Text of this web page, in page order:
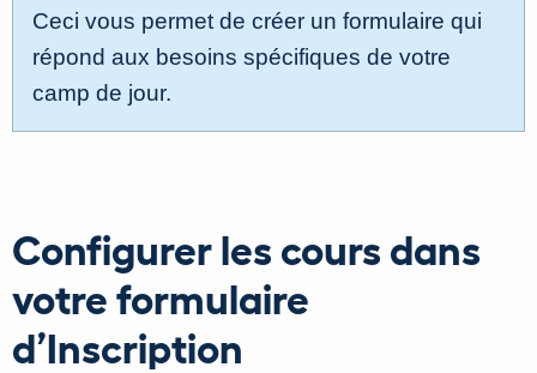
Ceci vous permet de créer un formulaire qui
répond aux besoins spécifiques de votre
camp de jour.
Configurer les cours dans
votre formulaire
d’Inscription